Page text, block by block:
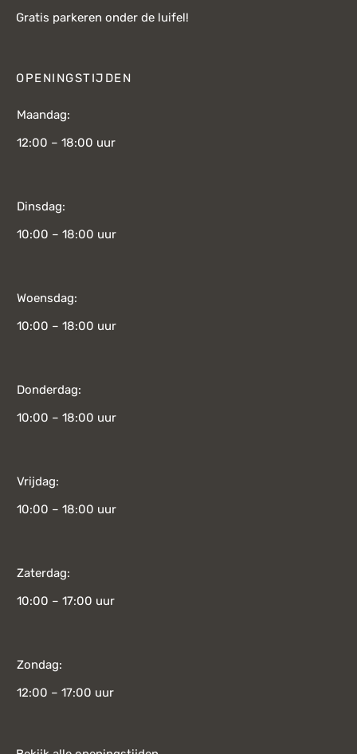
Gratis parkeren onder de luifel!
OPENINGSTIJDEN
Maandag:
12:00 – 18:00 uur
Dinsdag:
10:00 – 18:00 uur
Woensdag:
10:00 – 18:00 uur
Donderdag:
10:00 – 18:00 uur
Vrijdag:
10:00 – 18:00 uur
Zaterdag:
10:00 – 17:00 uur
Zondag:
12:00 – 17:00 uur